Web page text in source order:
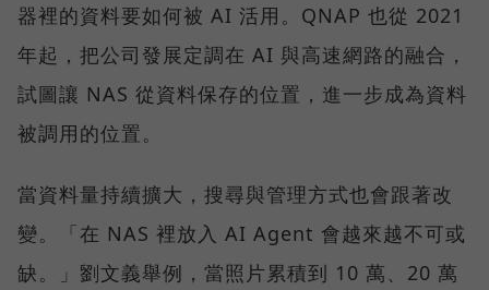
器裡的資料要如何被 AI 活用。QNAP 也從 2021
年起，把公司發展定調在 AI 與高速網路的融合，
試圖讓 NAS 從資料保存的位置，進一步成為資料
被調用的位置。
當資料量持續擴大，搜尋與管理方式也會跟著改
變。「在 NAS 裡放入 AI Agent 會越來越不可或
缺。」劉文義舉例，當照片累積到 10 萬、20 萬